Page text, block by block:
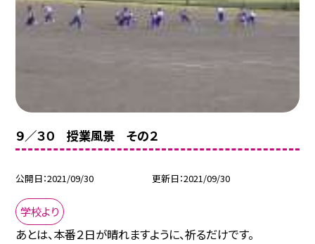
９／３０ 授業風景 その２
公開日 2021/09/30 更新日 2021/09/30
学校より
あとは、本番２日が晴れますように、祈るだけです。